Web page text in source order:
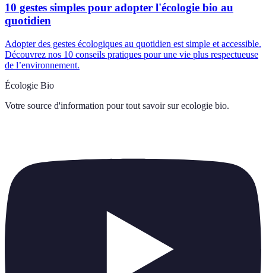
10 gestes simples pour adopter l'écologie bio au
quotidien
Adopter des gestes écologiques au quotidien est simple et accessible.
Découvrez nos 10 conseils pratiques pour une vie plus respectueuse
de l’environnement.
Écologie Bio
Votre source d'information pour tout savoir sur ecologie bio.